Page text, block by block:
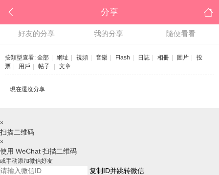
分享
好友的分享 我的分享 隨便看看
按類型查看: 全部 網址 視頻 音樂 Flash 日誌 相冊 圖片
投
票
用戶 帖子 文章
現在還沒分享
×
扫描二维码
×
使用 WeChat 扫描二维码
或手动添加微信好友
复制ID并跳转微信